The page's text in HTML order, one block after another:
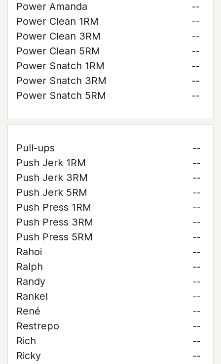
Power Amanda
--
Power Clean 1RM
--
Power Clean 3RM
--
Power Clean 5RM
--
Power Snatch 1RM
--
Power Snatch 3RM
--
Power Snatch 5RM
--
Pull-ups
--
Push Jerk 1RM
--
Push Jerk 3RM
--
Push Jerk 5RM
--
Push Press 1RM
--
Push Press 3RM
--
Push Press 5RM
--
Rahoi
--
Ralph
--
Randy
--
Rankel
--
René
--
Restrepo
--
Rich
--
Ricky
--